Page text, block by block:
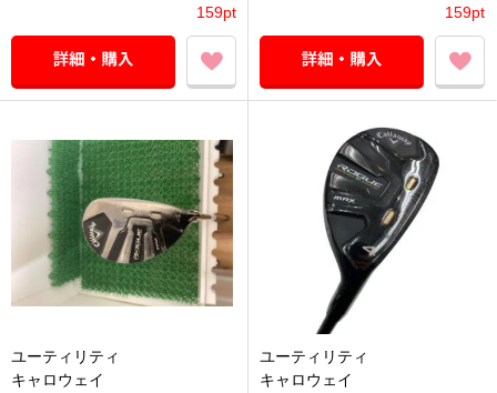
159pt 159pt
ユーティリティ
キャロウェイ
ユーティリティ
キャロウェイ